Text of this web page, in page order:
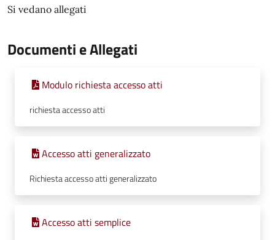
Si vedano allegati
Documenti e Allegati
Modulo richiesta accesso atti
richiesta accesso atti
Accesso atti generalizzato
Richiesta accesso atti generalizzato
Accesso atti semplice